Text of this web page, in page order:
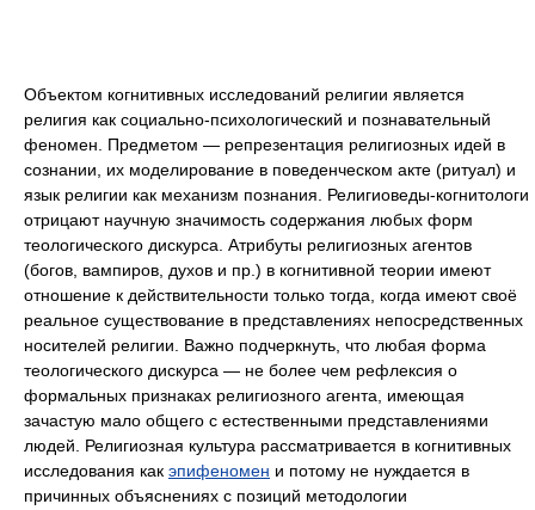
Объектом когнитивных исследований религии является
религия как социально-психологический и познавательный
феномен. Предметом — репрезентация религиозных идей в
сознании, их моделирование в поведенческом акте (ритуал) и
язык религии как механизм познания. Религиоведы-когнитологи
отрицают научную значимость содержания любых форм
теологического дискурса. Атрибуты религиозных агентов
(богов, вампиров, духов и пр.) в когнитивной теории имеют
отношение к действительности только тогда, когда имеют своё
реальное существование в представлениях непосредственных
носителей религии. Важно подчеркнуть, что любая форма
теологического дискурса — не более чем рефлексия о
формальных признаках религиозного агента, имеющая
зачастую мало общего с естественными представлениями
людей. Религиозная культура рассматривается в когнитивных
исследования как эпифеномен и потому не нуждается в
причинных объяснениях с позиций методологии